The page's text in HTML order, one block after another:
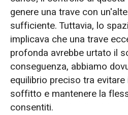
genere una trave con
sufficiente. Tuttavia, lo
implicava che una trave
profonda avrebbe urtato il
conseguenza, abbiamo
equilibrio preciso tra
soffitto e mantenere la
consentiti.